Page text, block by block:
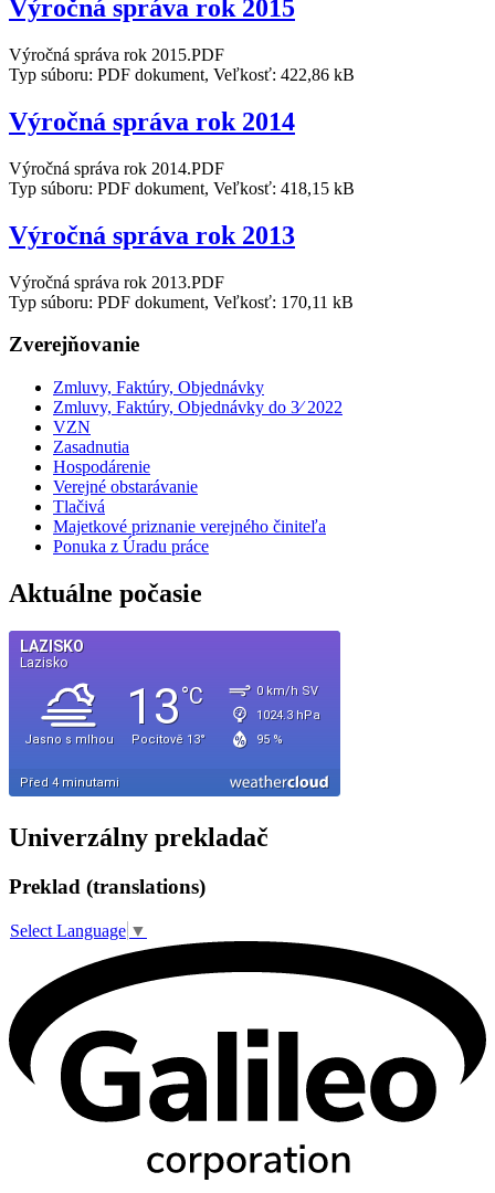
Výročná správa rok 2015
Výročná správa rok 2015.PDF
Typ súboru: PDF dokument, Veľkosť: 422,86 kB
Výročná správa rok 2014
Výročná správa rok 2014.PDF
Typ súboru: PDF dokument, Veľkosť: 418,15 kB
Výročná správa rok 2013
Výročná správa rok 2013.PDF
Typ súboru: PDF dokument, Veľkosť: 170,11 kB
Zverejňovanie
Zmluvy, Faktúry, Objednávky
Zmluvy, Faktúry, Objednávky do 3⁄ 2022
VZN
Zasadnutia
Hospodárenie
Verejné obstarávanie
Tlačivá
Majetkové priznanie verejného činiteľa
Ponuka z Úradu práce
Aktuálne počasie
Univerzálny prekladač
Preklad (translations)
Select Language ▼